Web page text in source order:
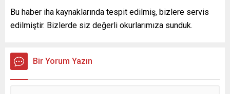
Bu haber iha kaynaklarında tespit edilmiş, bizlere servis
edilmiştir. Bizlerde siz değerli okurlarımıza sunduk.
Bir Yorum Yazın